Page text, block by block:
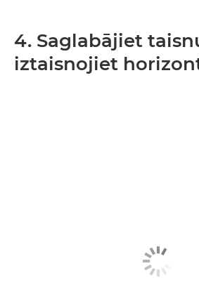
4. Saglabājiet
iztaisnojiet